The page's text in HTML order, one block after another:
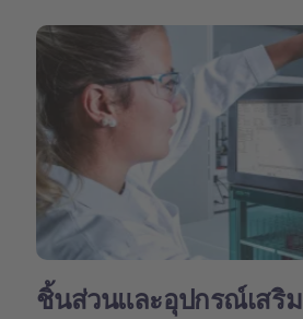
ชิ้นส่วนและอุปกรณ์เสริม